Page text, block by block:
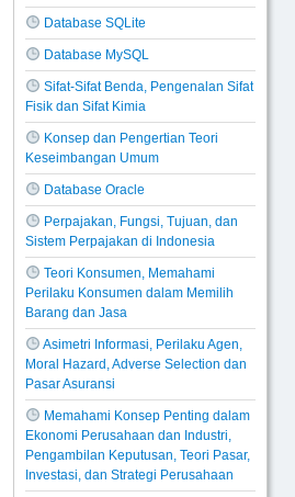
Database SQLite
Database MySQL
Sifat-Sifat Benda, Pengenalan Sifat
Fisik dan Sifat Kimia
Konsep dan Pengertian Teori
Keseimbangan Umum
Database Oracle
Perpajakan, Fungsi, Tujuan, dan
Sistem Perpajakan di Indonesia
Teori Konsumen, Memahami
Perilaku Konsumen dalam Memilih
Barang dan Jasa
Asimetri Informasi, Perilaku Agen,
Moral Hazard, Adverse Selection dan
Pasar Asuransi
Memahami Konsep Penting dalam
Ekonomi Perusahaan dan Industri,
Pengambilan Keputusan, Teori Pasar,
Investasi, dan Strategi Perusahaan